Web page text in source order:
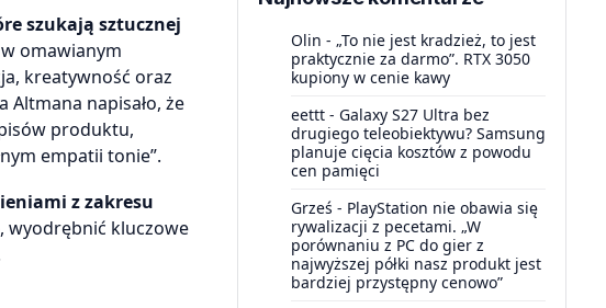
szukają sztucznej
omawianym
kreatywność oraz
napisało, że
produktu,
empatii tonie”.
z zakresu
wyodrębnić kluczowe
Olin - „To nie jest kradzież, to jest
praktycznie za darmo”. RTX 3050
kupiony w cenie kawy
eettt - Galaxy S27 Ultra bez
drugiego teleobiektywu? Samsung
planuje cięcia kosztów z powodu
cen pamięci
Grześ - PlayStation nie obawia się
rywalizacji z pecetami. „W
porównaniu z PC do gier z
najwyższej półki nasz produkt jest
bardziej przystępny cenowo”